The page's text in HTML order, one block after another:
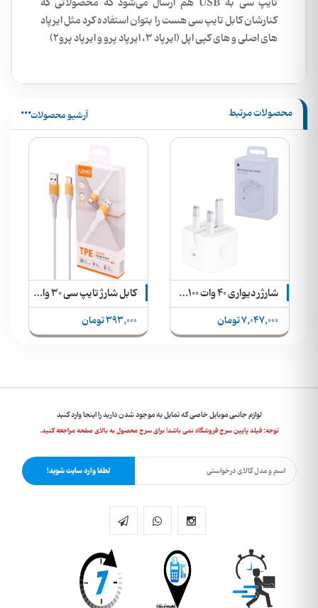
کنارشان کابل تایپ سی هست را بتوان استفاده کرد مثل ایرپاد
های اصلی و های کپی اپل (ایرپاد 3، ایرپاد پرو و ایرپاد پرو2)
محصولات مرتبط آرشیو محصولات
شارژر دیواری 40 وات 100% اورجینال اپل 40W Dynamic with 60W Max + گارانتی و ارسال رایگان
7,047,000 تومان
کابل شارژ تایپ سی 30 وات اورجینال الدینیو
393,000 تومان
لوازم جانبی موبایل خاصی که تمایل به موجود شدن دارید را اینجا وارد کنید
توجه: فیلد پایین سرچ فروشگاه نمی باشد! برای سرچ محصول به بالای صفحه مراجعه کنید.
لطفا وارد سایت شوید!